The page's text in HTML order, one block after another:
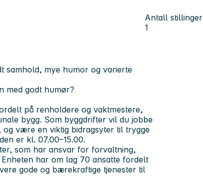
Antall stillinger
1
samhold, mye humor og varierte
med godt humør?
på renholdere og vaktmestere,
bygg. Som byggdrifter vil du jobbe
være en viktig bidragsyter til trygge
er kl. 07.00–15.00.
som har ansvar for forvaltning,
har om lag 70 ansatte fordelt
gode og bærekraftige tjenester til